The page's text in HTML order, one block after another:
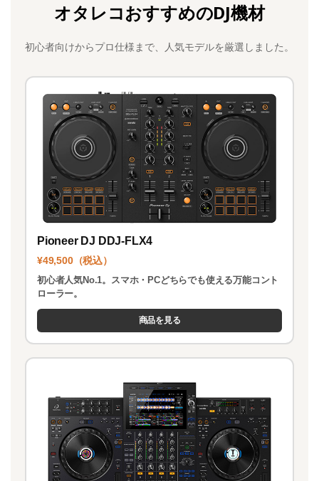
b
o
o
k
o
d
o
n
l
オタレコおすすめのDJ機材
初心者向けからプロ仕様まで、人気モデルを厳選しました。
Pioneer DJ DDJ-FLX4
¥49,500（税込）
初心者人気No.1。スマホ・PCどちらでも使える万能コント
ローラー。
商品を見る